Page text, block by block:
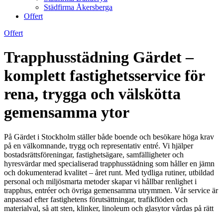
Städfirma Åkersberga
Offert
Offert
Trapphusstädning Gärdet –
komplett fastighetsservice för
rena, trygga och välskötta
gemensamma ytor
På Gärdet i Stockholm ställer både boende och besökare höga krav
på en välkomnande, trygg och representativ entré. Vi hjälper
bostadsrättsföreningar, fastighetsägare, samfälligheter och
hyresvärdar med specialiserad trapphusstädning som håller en jämn
och dokumenterad kvalitet – året runt. Med tydliga rutiner, utbildad
personal och miljösmarta metoder skapar vi hållbar renlighet i
trapphus, entréer och övriga gemensamma utrymmen. Vår service är
anpassad efter fastighetens förutsättningar, trafikflöden och
materialval, så att sten, klinker, linoleum och glasytor vårdas på rätt